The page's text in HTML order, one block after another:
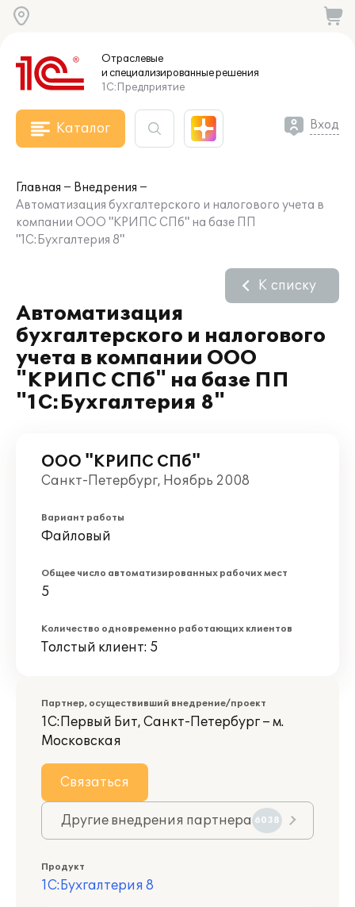
Отраслевые
и специализированныерешения
1С:Предприятие
Каталог Вход
Главная
Внедрения
Автоматизация бухгалтерского и налогового учета в
компании ООО "КРИПС СПб" на базе ПП
"1С:Бухгалтерия 8"
Автоматизация
бухгалтерского и налогового
учета в компании ООО
"КРИПС СПб" на базе ПП
"1С:Бухгалтерия 8"
К списку
ООО "КРИПС СПб"
Санкт-Петербург, Ноябрь 2008
Вариант работы
Файловый
Общее число автоматизированных рабочих мест
5
Количество одновременно работающих клиентов
Толстый клиент: 5
Партнер, осуществивший внедрение/проект
1С:Первый Бит, Санкт-Петербург – м.
Московская
Связаться
Другие внедрения партнера 6038
Продукт
1С:Бухгалтерия 8